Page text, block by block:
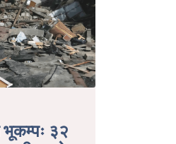
भूकम्पः ३२